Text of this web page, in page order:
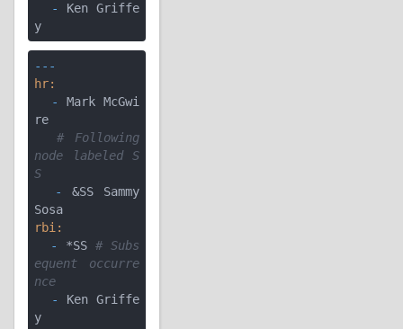
  -
Ken Griffe
---
hr:
  -
Mark McGwi
re
# Following
node labeled S
S
  -
&SS Sammy
rbi:
  -
*SS # Subs
equent occurre
nce
  -
Ken Griffe